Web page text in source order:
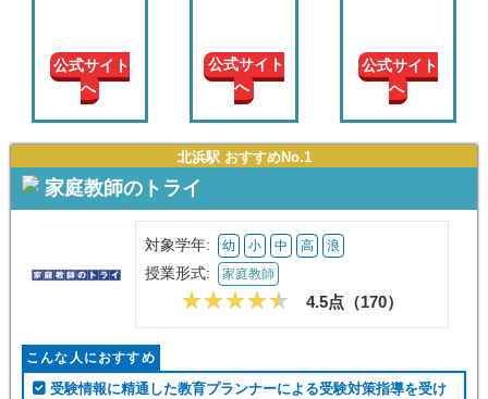
学年
授業形
式
この条件で絞り込む
公式サイト
へ
公式サイト
へ
公式サイト
へ
北浜駅 おすすめNo.1
家庭教師のトライ
対象学年: 幼 小 中 高 浪
授業形式: 家庭教師
4.5点（170）
こんな人におすすめ
受験情報に精通した教育プランナーによる受験対策指導を受け